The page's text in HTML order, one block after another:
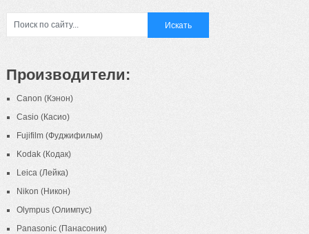
Производители:
Canon (Кэнон)
Casio (Касио)
Fujifilm (Фуджифильм)
Kodak (Кодак)
Leica (Лейка)
Nikon (Никон)
Olympus (Олимпус)
Panasonic (Панасоник)